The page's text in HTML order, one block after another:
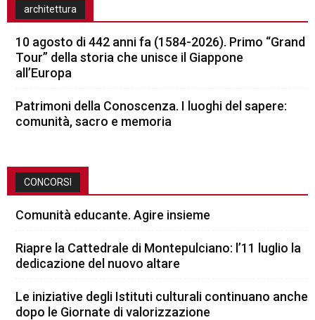
architettura
10 agosto di 442 anni fa (1584-2026). Primo “Grand
Tour” della storia che unisce il Giappone
all’Europa
Patrimoni della Conoscenza. I luoghi del sapere:
comunità, sacro e memoria
CONCORSI
Comunità educante. Agire insieme
Riapre la Cattedrale di Montepulciano: l’11 luglio la
dedicazione del nuovo altare
Le iniziative degli Istituti culturali continuano anche
dopo le Giornate di valorizzazione